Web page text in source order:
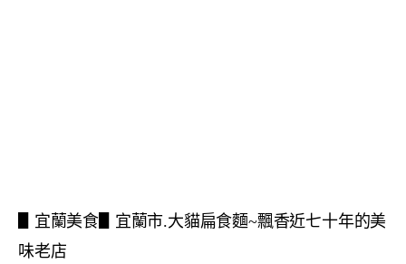
▋宜蘭美食▋宜蘭市.大貓扁食麵~飄香近七十年的美
味老店